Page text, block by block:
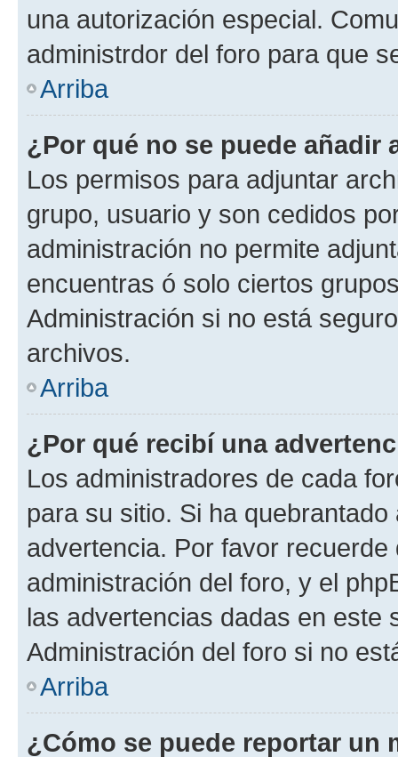
una autorización especial.
administrdor del foro para que
Arriba
¿Por qué no se puede añadir
Los permisos para adjuntar
grupo, usuario y son cedidos
administración no permite
encuentras ó solo ciertos
Administración si no está
archivos.
Arriba
¿Por qué recibí una
Los administradores de cada
para su sitio. Si ha
advertencia. Por favor
administración del foro, y el
las advertencias dadas en este
Administración del foro si no
Arriba
¿Cómo se puede reportar un